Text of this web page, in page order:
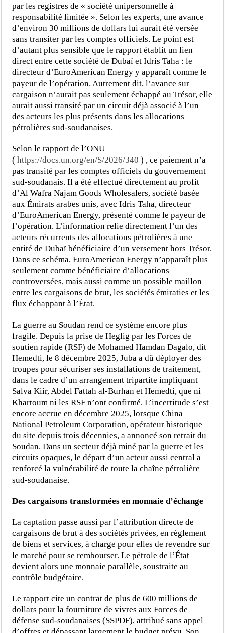
par les registres de « société unipersonnelle à
responsabilité limitée ». Selon les experts, une avance
d’environ 30 millions de dollars lui aurait été versée
sans transiter par les comptes officiels. Le point est
d’autant plus sensible que le rapport établit un lien
direct entre cette société de Dubaï et Idris Taha : le
directeur d’EuroAmerican Energy y apparaît comme le
payeur de l’opération. Autrement dit, l’avance sur
cargaison n’aurait pas seulement échappé au Trésor, elle
aurait aussi transité par un circuit déjà associé à l’un
des acteurs les plus présents dans les allocations
pétrolières sud-soudanaises.
Selon le rapport de l’ONU
(https://docs.un.org/en/S/2026/340 ) , ce paiement n’a
pas transité par les comptes officiels du gouvernement
sud-soudanais. Il a été effectué directement au profit
d’Al Wafra Najam Goods Wholesalers, société basée
aux Émirats arabes unis, avec Idris Taha, directeur
d’EuroAmerican Energy, présenté comme le payeur de
l’opération. L’information relie directement l’un des
acteurs récurrents des allocations pétrolières à une
entité de Dubaï bénéficiaire d’un versement hors Trésor.
Dans ce schéma, EuroAmerican Energy n’apparaît plus
seulement comme bénéficiaire d’allocations
controversées, mais aussi comme un possible maillon
entre les cargaisons de brut, les sociétés émiraties et les
flux échappant à l’État.
La guerre au Soudan rend ce système encore plus
fragile. Depuis la prise de Heglig par les Forces de
soutien rapide (RSF) de Mohamed Hamdan Dagalo, dit
Hemedti, le 8 décembre 2025, Juba a dû déployer des
troupes pour sécuriser ses installations de traitement,
dans le cadre d’un arrangement tripartite impliquant
Salva Kiir, Abdel Fattah al-Burhan et Hemedti, que ni
Khartoum ni les RSF n’ont confirmé. L’incertitude s’est
encore accrue en décembre 2025, lorsque China
National Petroleum Corporation, opérateur historique
du site depuis trois décennies, a annoncé son retrait du
Soudan. Dans un secteur déjà miné par la guerre et les
circuits opaques, le départ d’un acteur aussi central a
renforcé la vulnérabilité de toute la chaîne pétrolière
sud-soudanaise.
Des cargaisons transformées en monnaie d’échange
La captation passe aussi par l’attribution directe de
cargaisons de brut à des sociétés privées, en règlement
de biens et services, à charge pour elles de revendre sur
le marché pour se rembourser. Le pétrole de l’État
devient alors une monnaie parallèle, soustraite au
contrôle budgétaire.
Le rapport cite un contrat de plus de 600 millions de
dollars pour la fourniture de vivres aux Forces de
défense sud-soudanaises (SSPDF), attribué sans appel